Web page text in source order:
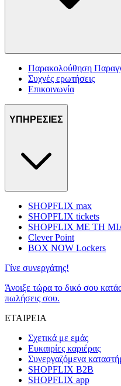
Παρακολούθηση
Συχνές ερωτήσεις
Επικοινωνία
ΥΠΗΡΕΣΙΕΣ
SHOPFLIX max
SHOPFLIX tickets
SHOPFLIX ΜΕ ΤΗ
Clever Point
BOX NOW Lockers
Γίνε συνεργάτης!
Άνοιξε τώρα το δικό σου
πωλήσεις σου.
ΕΤΑΙΡΕΙΑ
Σχετικά με εμάς
Ευκαιρίες καριέρας
Συνεργαζόμενα
SHOPFLIX B2B
SHOPFLIX app